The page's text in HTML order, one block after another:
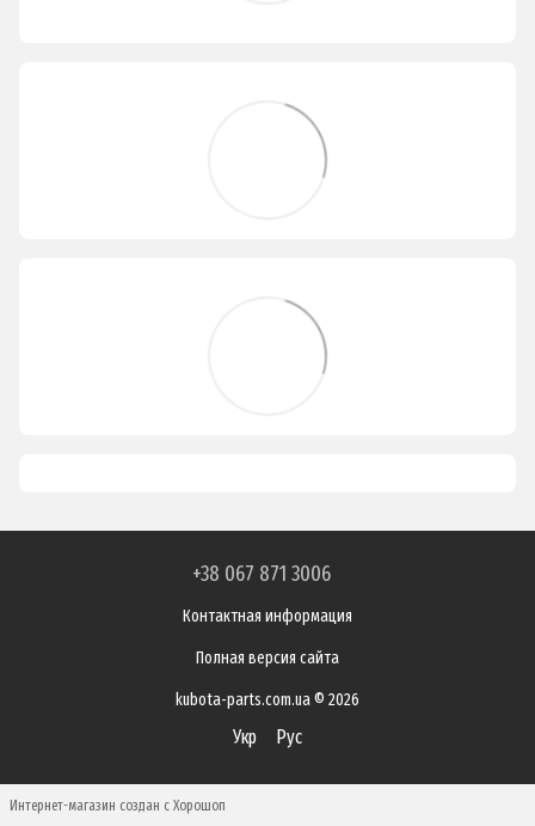
+38 067 871 3006
Контактная информация
Полная версия сайта
kubota-parts.com.ua © 2026
Укр Рус
Интернет-магазин создан с Хорошоп